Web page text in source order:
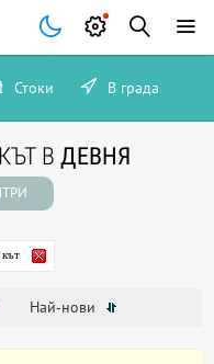
Стоки В града
В ДЕВНЯ
кът
Най-нови